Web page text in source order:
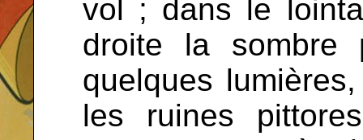
vol ; dans le
droite la sombre
quelques
les ruines